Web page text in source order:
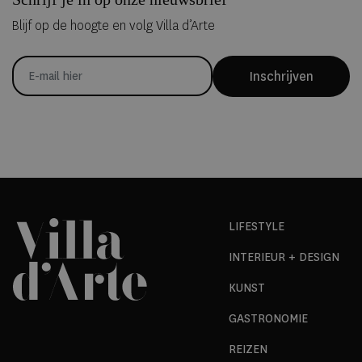
Blijf op de hoogte en volg Villa d’Arte
Inschrijven
LIFESTYLE
INTERIEUR + DESIGN
KUNST
GASTRONOMIE
REIZEN